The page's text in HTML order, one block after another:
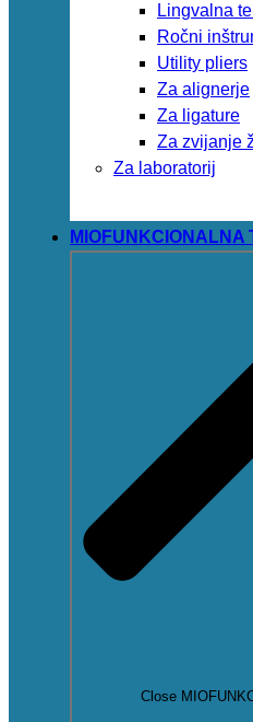
Lingvalna
Ročni
Utility pliers
Za alignerje
Za ligature
Za zvijanje
Za laboratorij
MIOFUNKCIONALNA
Close